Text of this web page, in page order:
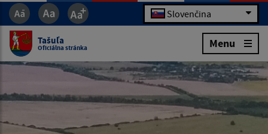
Slovenčina
Tašuľa
Oficiálna stránka Menu